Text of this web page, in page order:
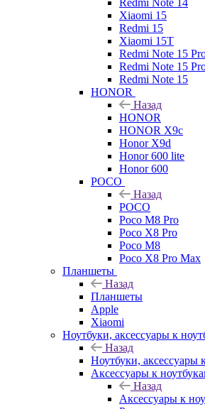
Redmi Note 14
Xiaomi 15
Redmi 15
Xiaomi 15T
Redmi Note 15
Redmi Note 15
Redmi Note 15
HONOR
Назад
HONOR
HONOR X9c
Honor X9d
Honor 600 lite
Honor 600
POCO
Назад
POCO
Poco M8 Pro
Poco X8 Pro
Poco M8
Poco X8 Pro Max
Планшеты
Назад
Планшеты
Apple
Xiaomi
Ноутбуки, аксессуары к
Назад
Ноутбуки, аксессуары
Аксессуары к
Назад
Аксессуары к